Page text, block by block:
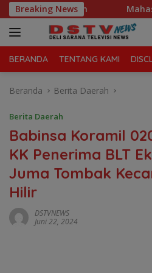
Langsung
ke
konten
Breaking News
Sampah Mahasiswa
BERANDA TENTANG KAMI
Beranda Berita Daerah
Berita Daerah
Babinsa Koramil
KK Penerima BLT
Juma Tombak
Hilir
DSTVNEWS
Juni 22, 2024